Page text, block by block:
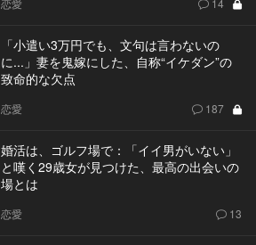
「小遣い3万円でも、文句は言わないの
に...」妻を鬼嫁にした、自称“イケダン”の
致命的な欠点
恋愛 187
婚活は、ゴルフ場で：「イイ男がいない」
と嘆く29歳女が見つけた、最高の出会いの
場とは
恋愛 13